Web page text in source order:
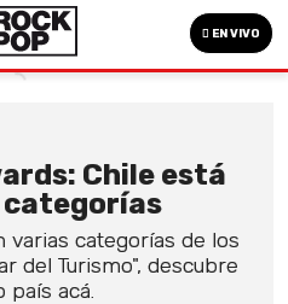
EN VIVO
Chile está
categorías
varias categorías de los
del Turismo", descubre
acá.